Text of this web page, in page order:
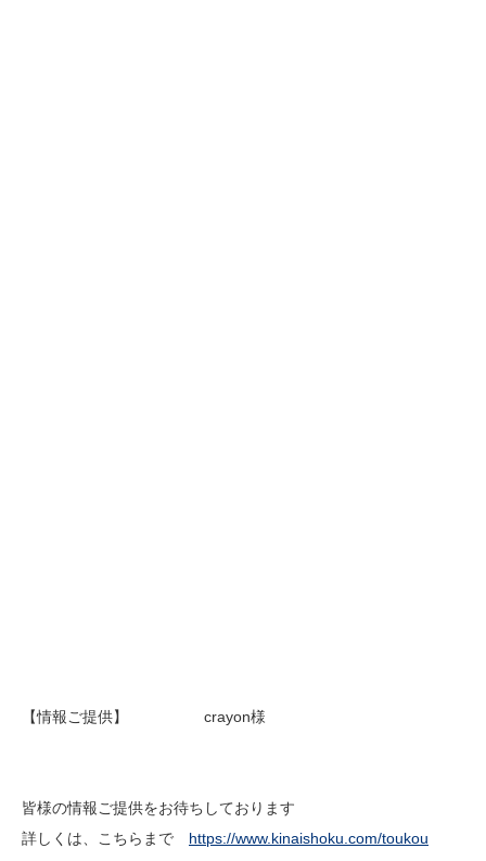
【情報ご提供】 crayon様
皆様の情報ご提供をお待ちしております
詳しくは、こちらまで https://www.kinaishoku.com/toukou